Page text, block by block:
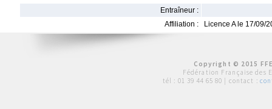
Entraîneur :
Affiliation :
Licence A le 17/09/
Copyright © 2015
Fédération Française des
tél : 01 39 44 65 80 | contact :